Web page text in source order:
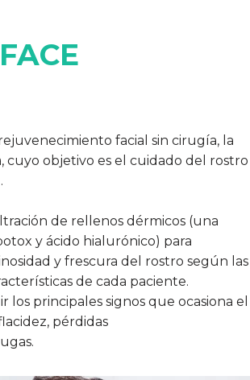
facial sin cirugía, la
cuyo objetivo es el cuidado del rostro
de rellenos dérmicos (una
y ácido hialurónico) para
y frescura del rostro según las
de cada paciente.
los principales signos que ocasiona el
pérdidas